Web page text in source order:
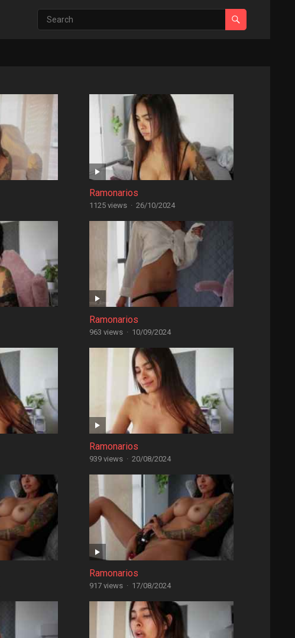
Ramonarios
1125 views · 26/10/2024
Ramonarios
963 views · 10/09/2024
Ramonarios
939 views · 20/08/2024
Ramonarios
917 views · 17/08/2024